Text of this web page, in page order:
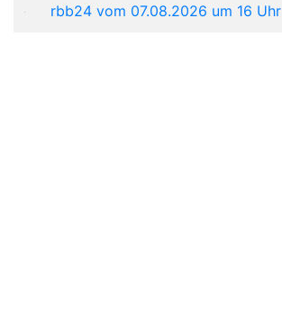
rbb24 vom 07.08.2026 um 16 Uhr